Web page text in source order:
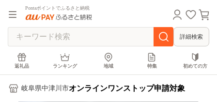
Pontaポイントでふるさと納税
詳細検索
返礼品 ランキング 地域 特集 初めての方
岐阜県中津川市オンラインワンストップ申請対象